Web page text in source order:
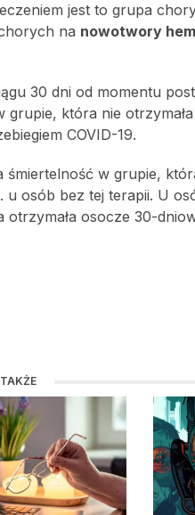
jest to grupa
na nowotwory
30 dni od momentu
która nie
COVID-19.
w grupie,
osób bez tej terapii. U
osocze 30-